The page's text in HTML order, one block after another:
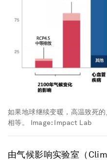
如果地球继续变暖，高温致死
相等。
Image: Impact Lab
由气候影响实验室（